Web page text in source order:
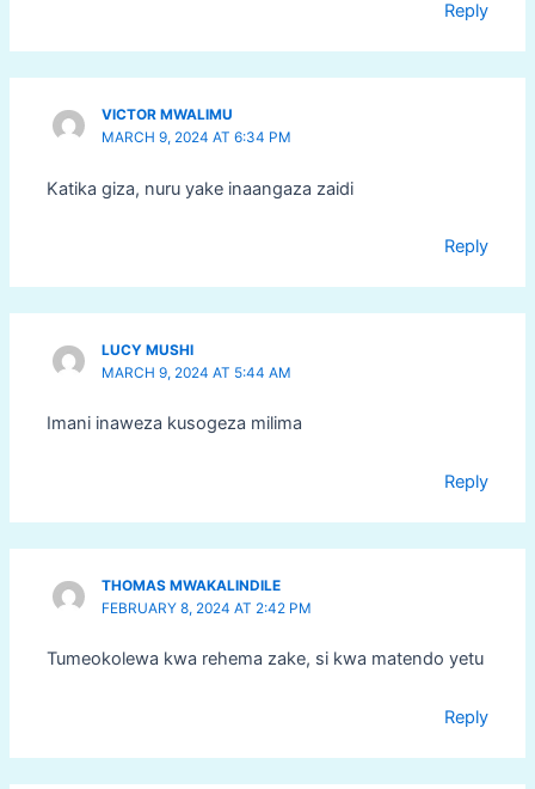
Reply
VICTOR MWALIMU
MARCH 9, 2024 AT 6:34 PM
Katika giza, nuru yake inaangaza zaidi
Reply
LUCY MUSHI
MARCH 9, 2024 AT 5:44 AM
Imani inaweza kusogeza milima
Reply
THOMAS MWAKALINDILE
FEBRUARY 8, 2024 AT 2:42 PM
Tumeokolewa kwa rehema zake, si kwa matendo yetu
Reply